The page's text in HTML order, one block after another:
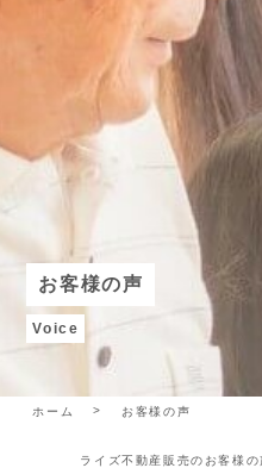
お客様の声
Voice
ホーム お客様の声
ライズ不動産販売のお客様